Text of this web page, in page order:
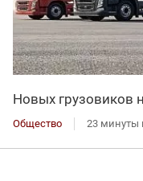
Новых грузовиков
Общество 23 минуты